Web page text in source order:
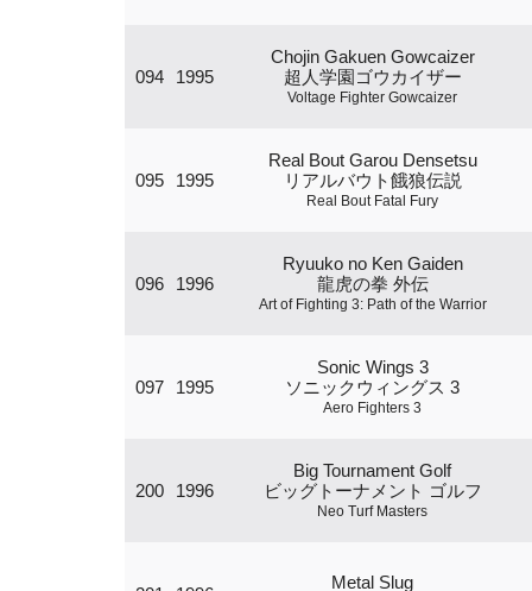
094 1995
Chojin Gakuen Gowcaizer
超人学園ゴウカイザー
Voltage Fighter Gowcaizer
095 1995
Real Bout Garou Densetsu
リアルバウト餓狼伝説
Real Bout Fatal Fury
096 1996
Ryuuko no Ken Gaiden
龍虎の拳 外伝
Art of Fighting 3: Path of the Warrior
097 1995
Sonic Wings 3
ソニックウィングス 3
Aero Fighters 3
200 1996
Big Tournament Golf
ビッグトーナメント ゴルフ
Neo Turf Masters
Metal Slug